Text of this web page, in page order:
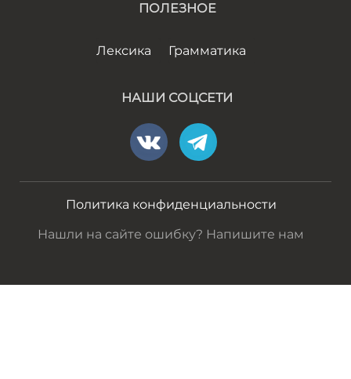
ПОЛЕЗНОЕ
Лексика Грамматика
НАШИ СОЦСЕТИ
Политика конфиденциальности
Нашли на сайте ошибку? Напишите нам